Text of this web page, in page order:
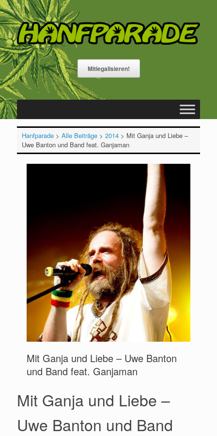
Zum
Inhalt
springen
Mitlegalisieren!
Hanfparade> Alle Beiträge> 2014> Mit Ganja und Liebe –
Uwe Banton und Band feat. Ganjaman
Mit Ganja und Liebe – Uwe Banton
und Band feat. Ganjaman
Mit Ganja und Liebe –
Uwe Banton und Band